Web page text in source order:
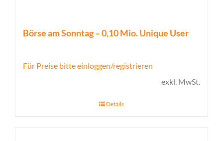
Börse am Sonntag – 0,10 Mio. Unique User
Für Preise bitte einloggen/registrieren
exkl. MwSt.
Details